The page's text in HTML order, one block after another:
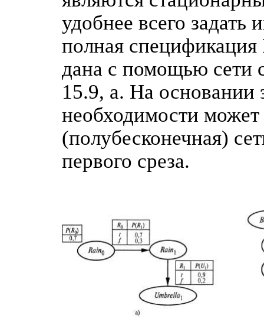
удобнее всего задать
полная спецификация
дана с помощью сети
15.9, а. На основании
необходимости может
(полубесконечная)
первого среза.